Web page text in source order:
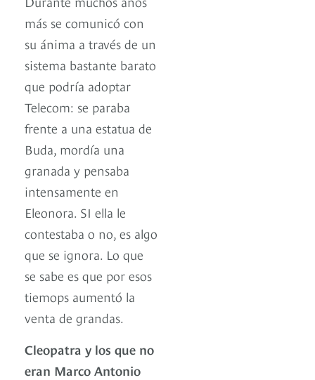
más se comunicó con
su ánima a través de un
sistema bastante barato
que podría adoptar
Telecom: se paraba
frente a una estatua de
Buda, mordía una
granada y pensaba
intensamente en
Eleonora. SI ella le
contestaba o no, es algo
que se ignora. Lo que
se sabe es que por esos
tiemops aumentó la
venta de grandas.
Cleopatra y los que no
eran Marco Antonio